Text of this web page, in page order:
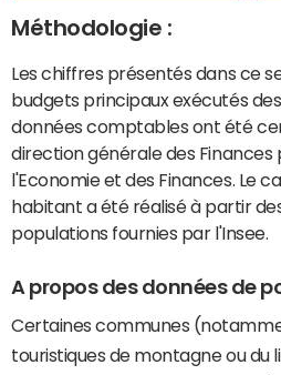
Méthodologie :
Les chiffres présentés dans ce
budgets principaux exécutés
données comptables ont été
direction générale des Finances
l'Economie et des Finances. Le
habitant a été réalisé à partir
populations fournies par l'Insee.
A propos des données de
Certaines communes
touristiques de montagne ou du